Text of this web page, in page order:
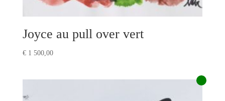
Joyce au pull over vert
€1 500,00